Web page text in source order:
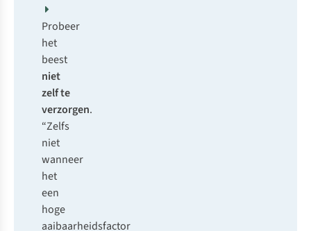
Probeer
het
beest
niet
zelf te
verzorgen.
“Zelfs
niet
wanneer
het
een
hoge
aaibaarheidsfactor